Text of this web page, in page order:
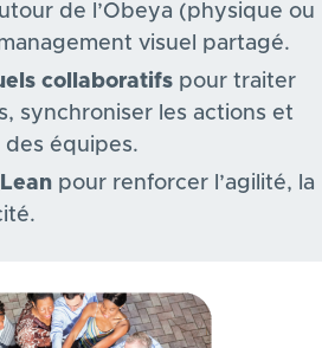
de l’Obeya (physique ou
visuel partagé.
collaboratifs pour traiter
synchroniser les actions et
des équipes.
pour renforcer l’agilité, la